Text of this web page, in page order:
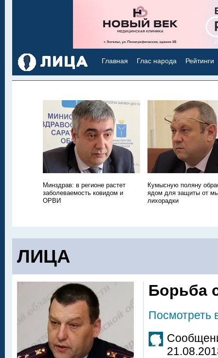
Главная Глас народа Рейтинги
Минздрав: в регионе растет
заболеваемость ковидом и
ОРВИ
Кумысную поляну
ядом для защиты от
лихорадки
ЛИЦА
Борьба
Посмотреть